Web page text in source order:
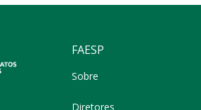
FAESP
Sobre
Diretores